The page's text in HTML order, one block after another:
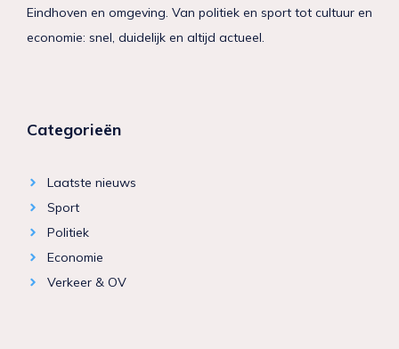
Eindhoven en omgeving. Van politiek en sport tot cultuur en
economie: snel, duidelijk en altijd actueel.
Categorieën
Laatste nieuws
Sport
Politiek
Economie
Verkeer & OV